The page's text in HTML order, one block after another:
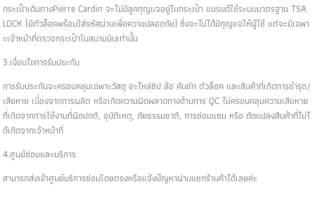
กระเป๋าเดินทางPierre Cardin จะไม่มีลูกกุญแจอยู่ในกระเป๋า แบรนด์ใช้ระบบมาตรฐาน TSA
LOCK (มีตัวล็อคพร้อมใส่รหัสผ่านเพื่อความปลอดภัย) ซึ่งจะไม่ได้มีกุญแจให้ผู้ใช้ แต่จะมีเฉพา
ะเจ้าหน้าที่ตรวจกระเป๋าในสนามบินเท่านั้น
3.เงื่อนไขการรับประกัน
การรับประกันจะครอบคลุมเฉพาะวัสดุ อะไหล่ซิป ล้อ คันชัก ตัวล็อค และสินค้าที่เกิดการชำรุด/
เสียหาย เนื่องจากการผลิต หรือเกิดความผิดพลาดทางด้านการ QC ไม่ครอบคลุมความเสียหาย
ที่เกิดจากการใช้งานที่ผิดปกติ, อุบัติเหตุ, ภัยธรรมชาติ, การซ่อมแซม หรือ ดัดแปลงสินค้าที่ไม่ไ
ด้เกิดจากเจ้าหน้าที่
4.ศูนย์ซ่อมและบริการ
สามารถส่งเข้าศูนย์บริการซ่อมโดยตรงหรือแจ้งปัญหาผ่านแชทร้านค้าได้เลยค่ะ